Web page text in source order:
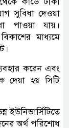
সুবিধা দেওয়া
পাওয়া যায়।
মাধ্যমে
করেন এবং
দেয়া হয় সিটি
ইউনিভার্সিটিতে
অর্থ পরিশোধ